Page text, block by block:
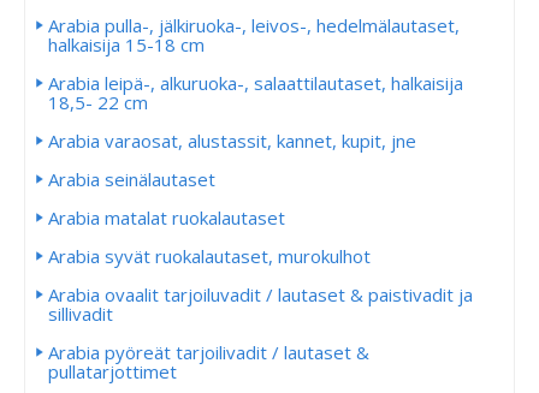
Arabia pulla-, jälkiruoka-, leivos-, hedelmälautaset,
halkaisija 15-18 cm
Arabia leipä-, alkuruoka-, salaattilautaset, halkaisija
18,5- 22 cm
Arabia varaosat, alustassit, kannet, kupit, jne
Arabia seinälautaset
Arabia matalat ruokalautaset
Arabia syvät ruokalautaset, murokulhot
Arabia ovaalit tarjoiluvadit / lautaset & paistivadit ja
sillivadit
Arabia pyöreät tarjoilivadit / lautaset &
pullatarjottimet